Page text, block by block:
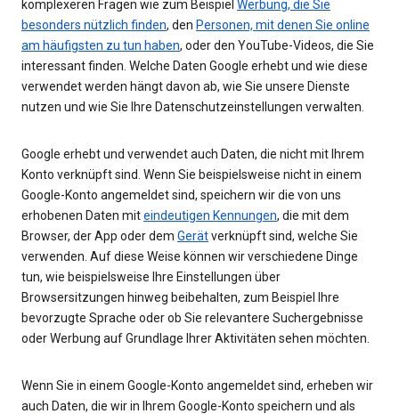
komplexeren Fragen wie zum Beispiel Werbung, die Sie
besonders nützlich finden, den Personen, mit denen Sie online
am häufigsten zu tun haben, oder den YouTube-Videos, die Sie
interessant finden. Welche Daten Google erhebt und wie diese
verwendet werden hängt davon ab, wie Sie unsere Dienste
nutzen und wie Sie Ihre Datenschutzeinstellungen verwalten.
Google erhebt und verwendet auch Daten, die nicht mit Ihrem
Konto verknüpft sind. Wenn Sie beispielsweise nicht in einem
Google-Konto angemeldet sind, speichern wir die von uns
erhobenen Daten miteindeutigen Kennungen, die mit dem
Browser, der App oder dem Gerätverknüpft sind, welche Sie
verwenden. Auf diese Weise können wir verschiedene Dinge
tun, wie beispielsweise Ihre Einstellungen über
Browsersitzungen hinweg beibehalten, zum Beispiel Ihre
bevorzugte Sprache oder ob Sie relevantere Suchergebnisse
oder Werbung auf Grundlage Ihrer Aktivitäten sehen möchten.
Wenn Sie in einem Google-Konto angemeldet sind, erheben wir
auch Daten, die wir in Ihrem Google-Konto speichern und als